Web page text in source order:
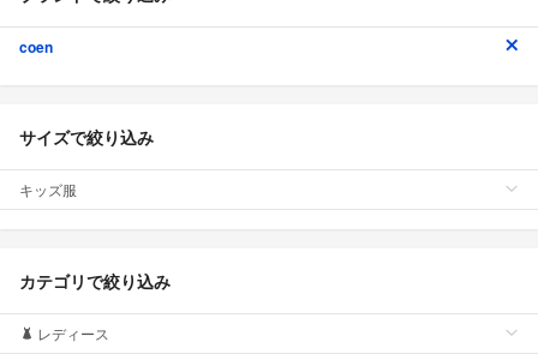
coen
サイズで絞り込み
キッズ服
カテゴリで絞り込み
レディース